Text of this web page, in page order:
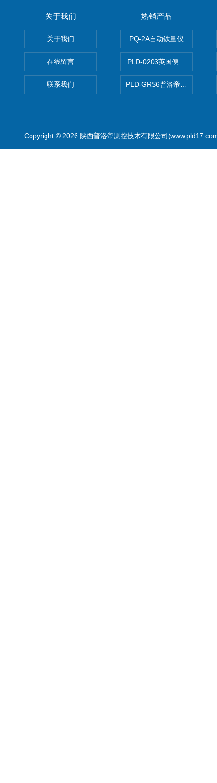
关于我们
关于我们
在线留言
联系我们
热销产品
PQ-2A自动铁量仪
PLD-0203英国便携式油品颗
PLD-GRS6普洛帝全自动微量
Copyright © 2026 陕西普洛帝测控技术有限公司